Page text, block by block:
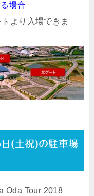
場合
り入場できま
(土祝)の駐車場
Oda Tour 2018